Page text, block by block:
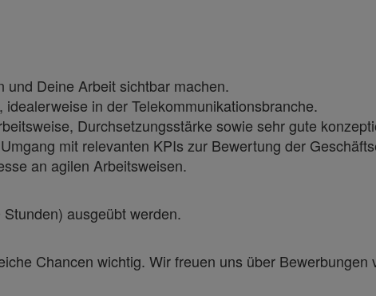
Deine Arbeit sichtbar machen.
in der Telekommunikationsbranche.
Durchsetzungsstärke sowie sehr gute
mit relevanten KPIs zur Bewertung der
an agilen Arbeitsweisen.
ausgeübt werden.
Chancen wichtig. Wir freuen uns über